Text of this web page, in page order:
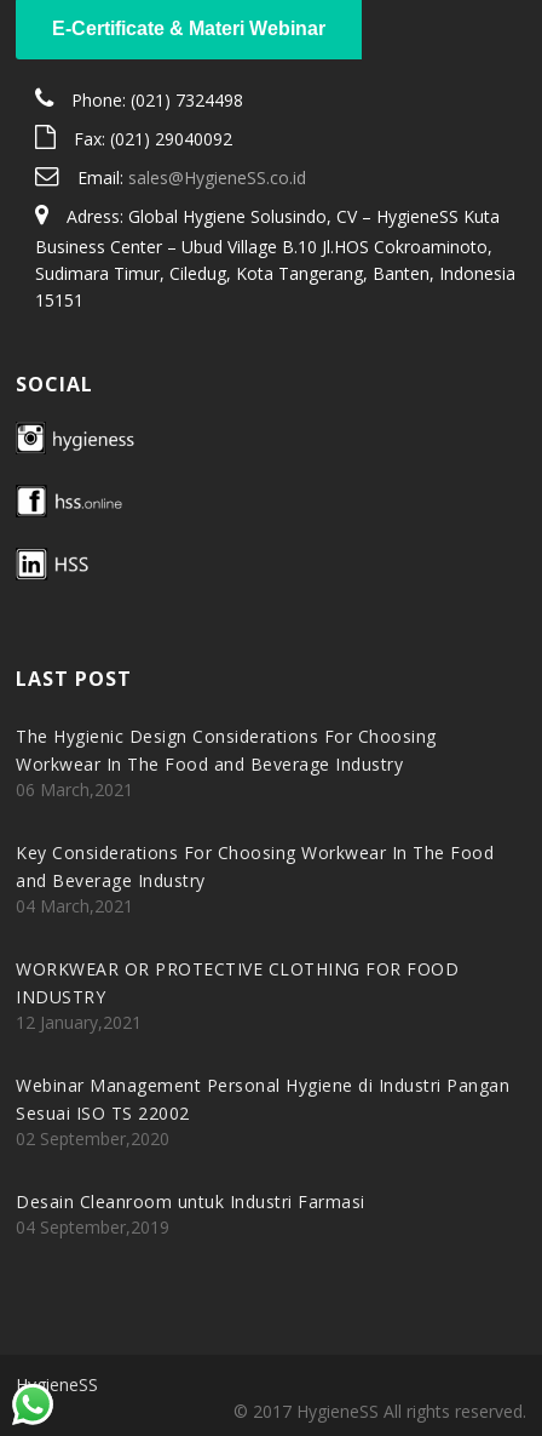
E-Certificate & Materi Webinar
Phone: (021) 7324498
Fax: (021) 29040092
Email: sales@HygieneSS.co.id
Adress: Global Hygiene Solusindo, CV – HygieneSS Kuta
Business Center – Ubud Village B.10 Jl.HOS Cokroaminoto,
Sudimara Timur, Ciledug, Kota Tangerang, Banten, Indonesia
15151
SOCIAL
LAST POST
The Hygienic Design Considerations For Choosing
Workwear In The Food and Beverage Industry
06 March,2021
Key Considerations For Choosing Workwear In The Food
and Beverage Industry
04 March,2021
WORKWEAR OR PROTECTIVE CLOTHING FOR FOOD
INDUSTRY
12 January,2021
Webinar Management Personal Hygiene di Industri Pangan
Sesuai ISO TS 22002
02 September,2020
Desain Cleanroom untuk Industri Farmasi
04 September,2019
HygieneSS
© 2017 HygieneSS All rights reserved.